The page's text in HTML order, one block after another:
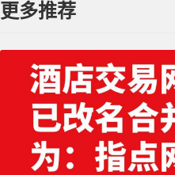
更多推荐